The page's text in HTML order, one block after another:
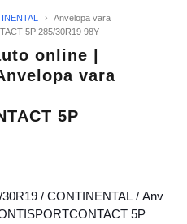
›
Anvelopa vara
5P 285/30R19 98Y
online |
vara
5P
30R19 / CONTINENTAL / Anv
5P